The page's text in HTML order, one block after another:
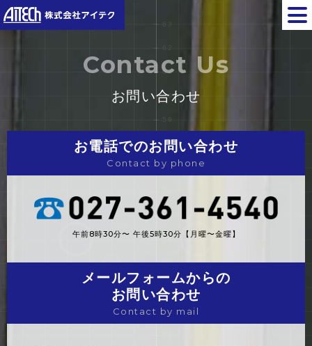
Contact Us
お問い合わせ
お電話でのお問い合わせ
Contact by phone
午前8時30分〜 午後5時30分【月曜〜金曜】
メールフォームからの
お問い合わせ
Contact by mail